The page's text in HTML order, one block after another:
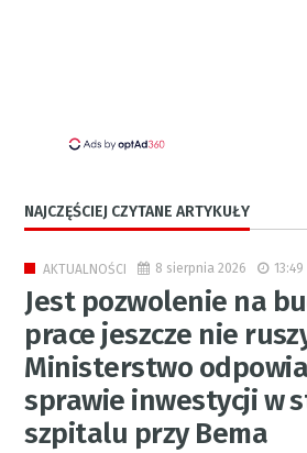
NAJCZĘŚCIEJ CZYTANE ARTYKUŁY
AKTUALNOŚCI 8 sierpnia 2026 13:49
Jest pozwolenie na
prace jeszcze nie
Ministerstwo
sprawie inwestycji w
szpitalu przy Bema